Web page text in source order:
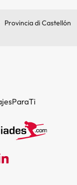
Provincia di Castellón